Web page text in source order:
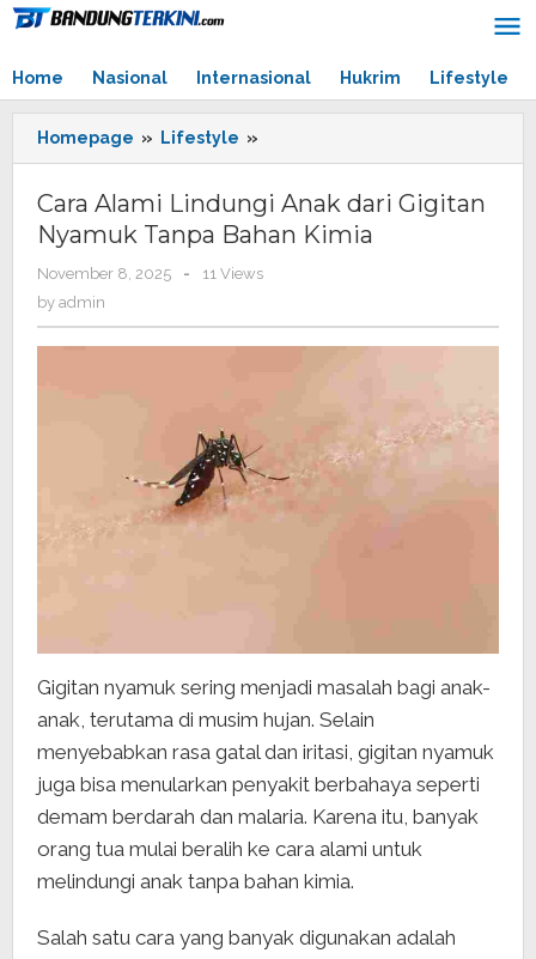
Skip
Home
Nasional Internasional Hukrim Lifestyle
Homepage » Lifestyle »
Alami
Anak
dari
Cara Alami Lindungi Anak dari Gigitan
Nyamuk Tanpa Bahan Kimia
November 8, 2025
by
-
11 Views
by admin
Gigitan nyamuk sering menjadi masalah bagi anak-
anak, terutama di musim hujan. Selain
menyebabkan rasa gatal dan iritasi, gigitan nyamuk
juga bisa menularkan penyakit berbahaya seperti
demam berdarah dan malaria. Karena itu, banyak
orang tua mulai beralih ke cara alami untuk
melindungi anak tanpa bahan kimia.
Salah satu cara yang banyak digunakan adalah